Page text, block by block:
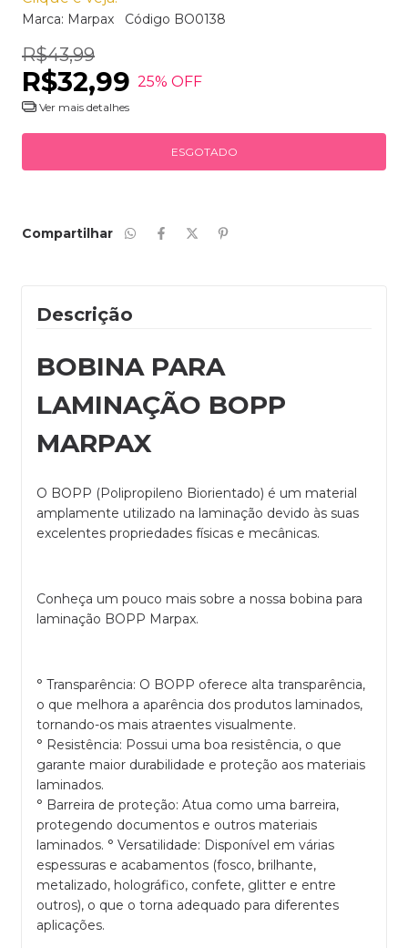
Marca: Marpax Código BO0138
R$43,99
R$32,99 25% OFF
Ver mais detalhes
Compartilhar
Descrição
BOBINA PARA
LAMINAÇÃO BOPP
MARPAX
O BOPP (Polipropileno Biorientado) é um material
amplamente utilizado na laminação devido às suas
excelentes propriedades físicas e mecânicas.
Conheça um pouco mais sobre a nossa bobina para
laminação BOPP Marpax.
° Transparência: O BOPP oferece alta transparência,
o que melhora a aparência dos produtos laminados,
tornando-os mais atraentes visualmente.
° Resistência: Possui uma boa resistência, o que
garante maior durabilidade e proteção aos materiais
laminados.
° Barreira de proteção: Atua como uma barreira,
protegendo documentos e outros materiais
laminados. ° Versatilidade: Disponível em várias
espessuras e acabamentos (fosco, brilhante,
metalizado, holográfico, confete, glitter e entre
outros), o que o torna adequado para diferentes
aplicações.